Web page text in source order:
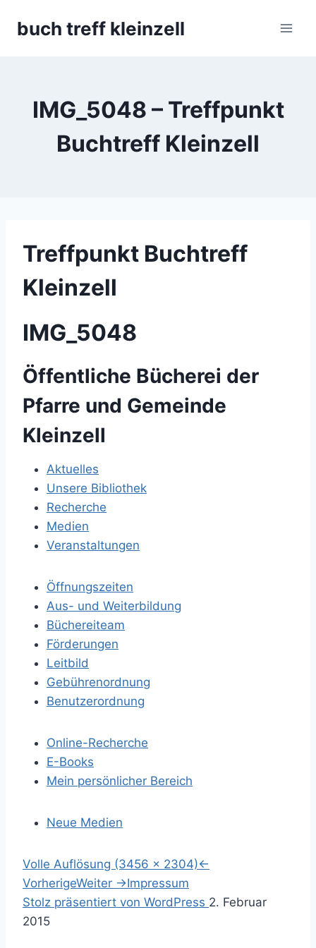
buch treff kleinzell
IMG_5048 – Treffpunkt
Buchtreff Kleinzell
Treffpunkt Buchtreff
Kleinzell
IMG_5048
Öffentliche Bücherei der
Pfarre und Gemeinde
Kleinzell
Aktuelles
Unsere Bibliothek
Recherche
Medien
Veranstaltungen
Öffnungszeiten
Aus- und Weiterbildung
Büchereiteam
Förderungen
Leitbild
Gebührenordnung
Benutzerordnung
Online-Recherche
E-Books
Mein persönlicher Bereich
Neue Medien
S
p
r
i
Volle Auflösung (3456 × 2304)←
VorherigeWeiter →Impressum
Stolz präsentiert von WordPress S
2. Februar
2015